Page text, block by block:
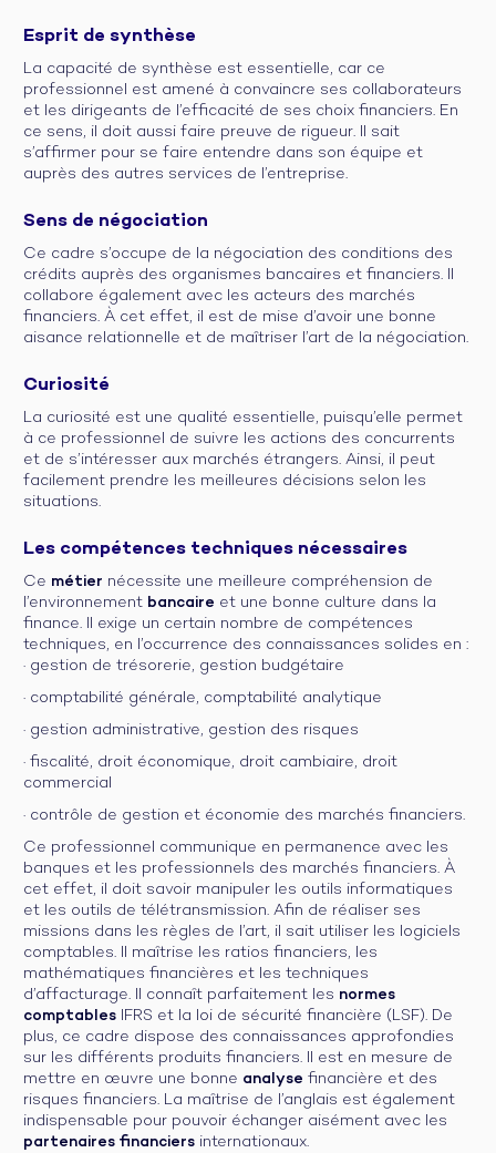
Esprit de synthèse
La capacité de synthèse est essentielle, car ce
professionnel est amené à convaincre ses collaborateurs
et les dirigeants de l’efficacité de ses choix financiers. En
ce sens, il doit aussi faire preuve de rigueur. Il sait
s’affirmer pour se faire entendre dans son équipe et
auprès des autres services de l’entreprise.
Sens de négociation
Ce cadre s’occupe de la négociation des conditions des
crédits auprès des organismes bancaires et financiers. Il
collabore également avec les acteurs des marchés
financiers. À cet effet, il est de mise d’avoir une bonne
aisance relationnelle et de maîtriser l’art de la négociation.
Curiosité
La curiosité est une qualité essentielle, puisqu’elle permet
à ce professionnel de suivre les actions des concurrents
et de s’intéresser aux marchés étrangers. Ainsi, il peut
facilement prendre les meilleures décisions selon les
situations.
Les compétences techniques nécessaires
Ce métier nécessite une meilleure compréhension de
l’environnement bancaire et une bonne culture dans la
finance. Il exige un certain nombre de compétences
techniques, en l’occurrence des connaissances solides en :
· gestion de trésorerie, gestion budgétaire
· comptabilité générale, comptabilité analytique
· gestion administrative, gestion des risques
· fiscalité, droit économique, droit cambiaire, droit
commercial
· contrôle de gestion et économie des marchés financiers.
Ce professionnel communique en permanence avec les
banques et les professionnels des marchés financiers. À
cet effet, il doit savoir manipuler les outils informatiques
et les outils de télétransmission. Afin de réaliser ses
missions dans les règles de l’art, il sait utiliser les logiciels
comptables. Il maîtrise les ratios financiers, les
mathématiques financières et les techniques
d’affacturage. Il connaît parfaitement les normes
comptables IFRS et la loi de sécurité financière (LSF). De
plus, ce cadre dispose des connaissances approfondies
sur les différents produits financiers. Il est en mesure de
mettre en œuvre une bonne analyse financière et des
risques financiers. La maîtrise de l’anglais est également
indispensable pour pouvoir échanger aisément avec les
partenaires financiers internationaux.